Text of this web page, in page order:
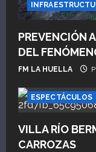
PREVENCIÓN
DEL
FM LA HUELLA
ESPECTÁCULOS
VILLA RÍO
CARROZAS